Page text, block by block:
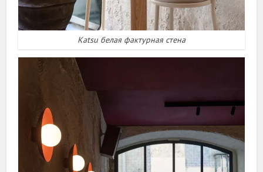
Katsu белая фактурная стена